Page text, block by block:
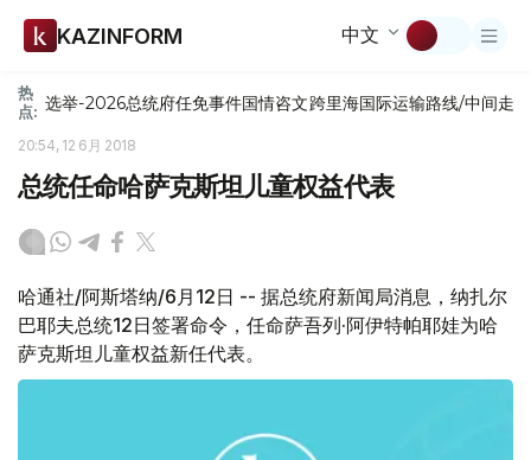
KAZINFORM 中文
热
点: 选举-2026总统府任免事件国情咨文跨里海国际运输路线/中间走廊
20:54, 12 6月 2018
总统任命哈萨克斯坦儿童权益代表
哈通社/阿斯塔纳/6月12日 -- 据总统府新闻局消息，纳扎尔
巴耶夫总统12日签署命令，任命萨吾列·阿伊特帕耶娃为哈
萨克斯坦儿童权益新任代表。